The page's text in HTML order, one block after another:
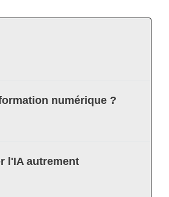
numérique ?
l'IA autrement